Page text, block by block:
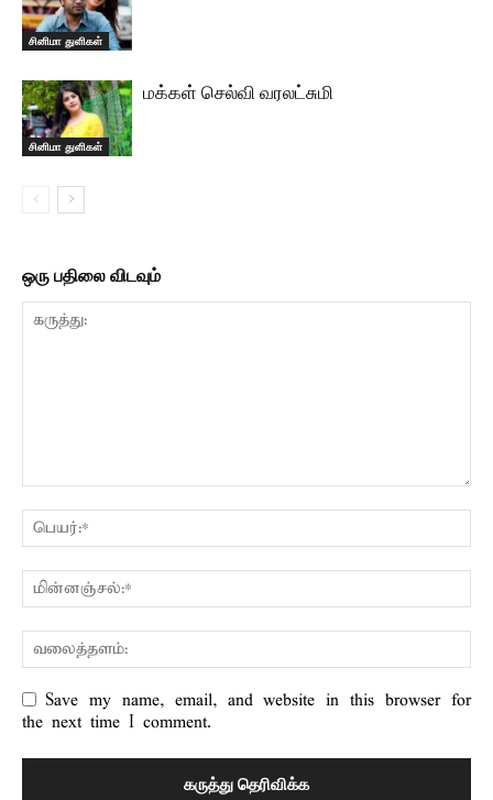
சினிமா துளிகள்
சினிமா துளிகள்
மக்கள் செல்வி வரலட்சுமி
ஒரு பதிலை விடவும்
Save my name, email, and website in this browser for
the next time I comment.